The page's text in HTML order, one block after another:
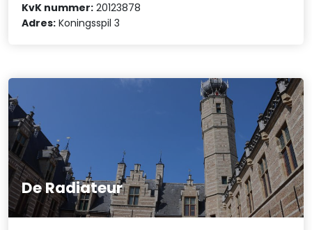
KvK nummer: 20123878
Adres: Koningsspil 3
De Radiateur